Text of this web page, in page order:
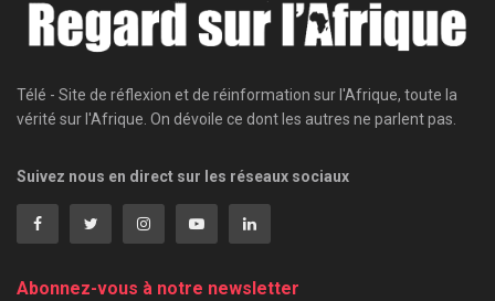
Télé - Site de réflexion et de réinformation sur l'Afrique, toute la
vérité sur l'Afrique. On dévoile ce dont les autres ne parlent pas.
Suivez nous en direct sur les réseaux sociaux
Abonnez-vous à notre newsletter